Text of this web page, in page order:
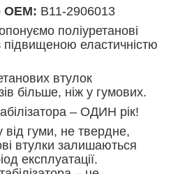
B11-2906013
поліуретанові
підвищеною еластичністю
втулок
більше, ніж у гумових.
– ОДИН рік!
від гуми, не твердне,
втулки залишаються
експлуатації.